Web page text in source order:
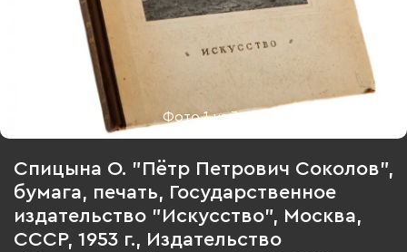
Фото1из3
Спицына О. "Пётр Петрович Соколов",
бумага, печать, Государственное
издательство "Искусство", Москва,
СССР, 1953 г., Издательство